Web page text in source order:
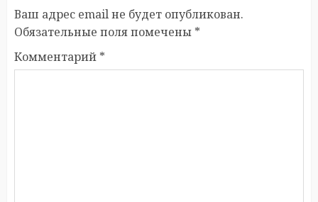
Ваш адрес email не будет опубликован.
Обязательные поля помечены *
Комментарий *